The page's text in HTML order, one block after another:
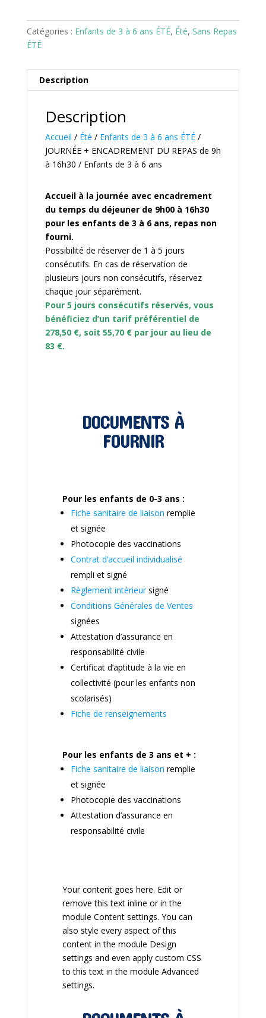
Catégories : Enfants de 3 à 6 ans ÉTÉ, Été, Sans Repas
ÉTÉ
Description
Description
Accueil / Été / Enfants de 3 à 6 ans ÉTÉ/
JOURNÉE + ENCADREMENT DU REPAS de 9h
à 16h30 / Enfants de 3 à 6 ans
Accueil à la journée avec encadrement
du temps du déjeuner de 9h00 à 16h30
pour les enfants de 3 à 6 ans, repas non
fourni.
Possibilité de réserver de 1 à 5 jours
consécutifs. En cas de réservation de
plusieurs jours non consécutifs, réservez
chaque jour séparément.
Pour 5 jours consécutifs réservés, vous
bénéficiez d’un tarif préférentiel de
278,50 €, soit 55,70 € par jour au lieu de
83 €.
DOCUMENTS À
FOURNIR
Pour les enfants de 0-3 ans :
Fiche sanitaire de liaisonremplie
et signée
Photocopie des vaccinations
Contrat d’accueil individualisé
rempli et signé
Règlement intérieursigné
Conditions Générales de Ventes
signées
Attestation d’assurance en
responsabilité civile
Certificat d’aptitude à la vie en
collectivité (pour les enfants non
scolarisés)
Fiche de renseignements
Pour les enfants de 3 ans et + :
Fiche sanitaire de liaisonremplie
et signée
Photocopie des vaccinations
Attestation d’assurance en
responsabilité civile
Your content goes here. Edit or
remove this text inline or in the
module Content settings. You can
also style every aspect of this
content in the module Design
settings and even apply custom CSS
to this text in the module Advanced
settings.